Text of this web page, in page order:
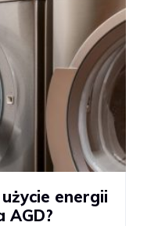
energii
AGD?